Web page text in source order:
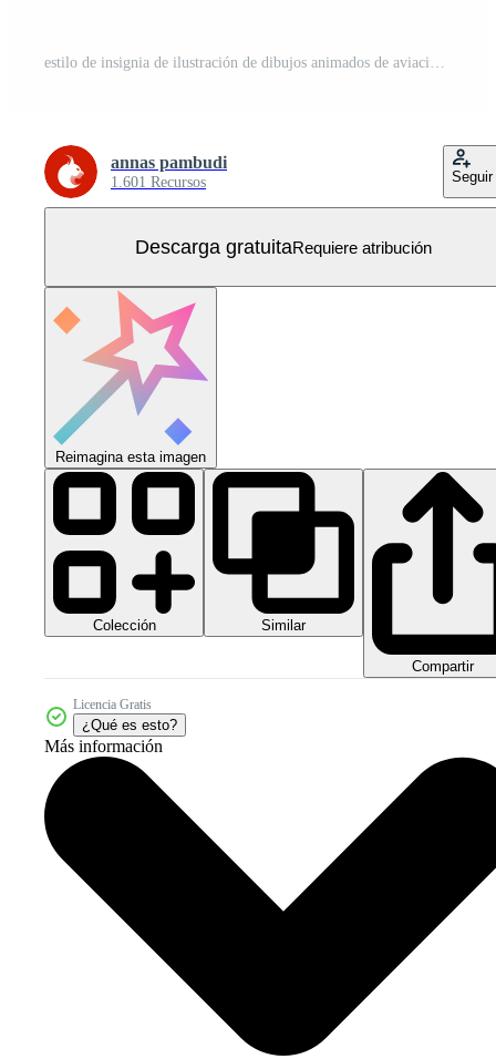
estilo de insignia de ilustración de dibujos animados de aviación Vector Gratis
annas pambudi
1.601 Recursos Seguir
Descarga gratuitaRequiere atribución
Reimagina esta imagen
Colección Similar
Compartir
Licencia Gratis
¿Qué es esto?
Más información